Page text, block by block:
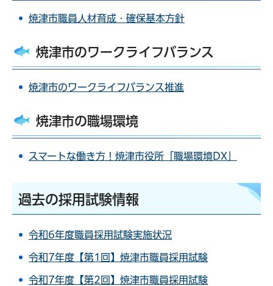
焼津市職員人材育成・確保基本方針
焼津市のワークライフバランス
焼津市のワークライフバランス推進
焼津市の職場環境
スマートな働き方！焼津市役所「職場環境DX」
過去の採用試験情報
令和6年度職員採用試験実施状況
令和7年度【第1回】焼津市職員採用試験
令和7年度【第2回】焼津市職員採用試験